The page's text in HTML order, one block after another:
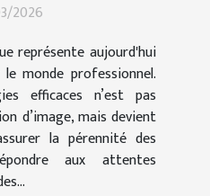
2026
représente aujourd'hui
monde professionnel.
efficaces n’est pas
d’image, mais devient
la pérennité des
aux attentes